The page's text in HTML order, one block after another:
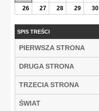
26
27 28 29 30
SPIS TREŚCI
PIERWSZA STRONA
DRUGA STRONA
TRZECIA STRONA
ŚWIAT